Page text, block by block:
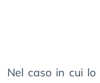
Nel caso in cui